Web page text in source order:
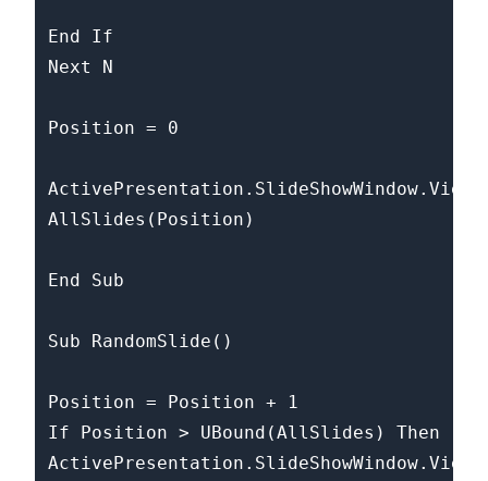
End If
Next N
Position = 0
AllSlides(Position)
End Sub
Sub RandomSlide()
Position = Position + 1
If Position > UBound(AllSlides) Then